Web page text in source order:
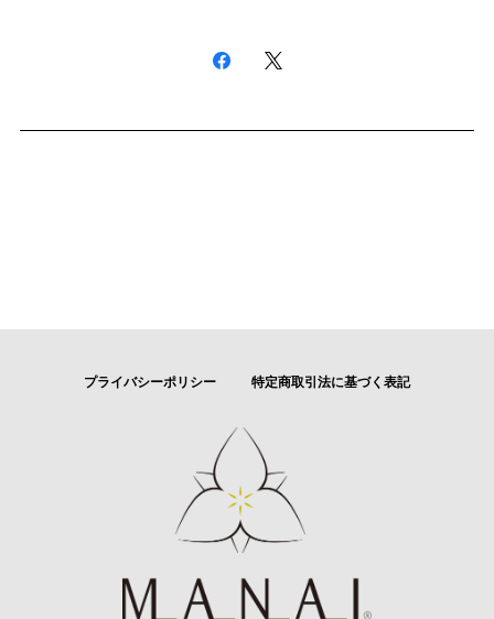
プライバシーポリシー 特定商取引法に基づく表記